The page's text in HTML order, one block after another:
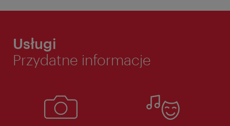
Usługi
Przydatne informacje